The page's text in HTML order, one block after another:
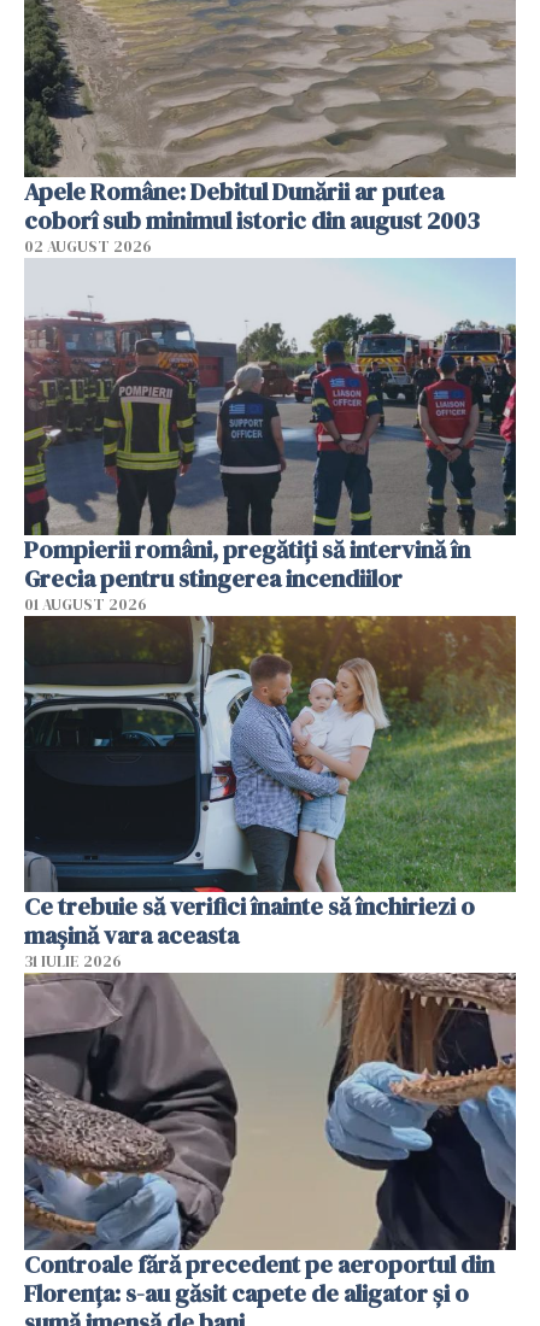
Apele Române: Debitul Dunării ar putea
coborî sub minimul istoric din august 2003
02 AUGUST 2026
Pompierii români, pregătiţi să intervină în
Grecia pentru stingerea incendiilor
01 AUGUST 2026
Ce trebuie să verifici înainte să închiriezi o
mașină vara aceasta
31 IULIE 2026
Controale fără precedent pe aeroportul din
Florența: s-au găsit capete de aligator și o